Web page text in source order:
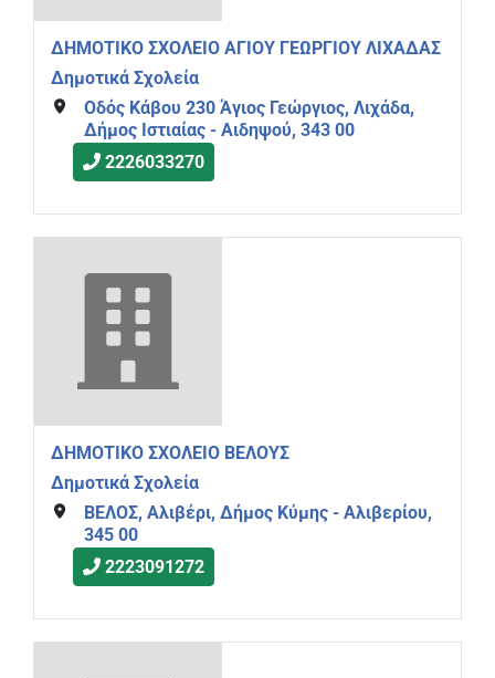
ΔΗΜΟΤΙΚΟ ΣΧΟΛΕΙΟ ΑΓΙΟΥ ΓΕΩΡΓΙΟΥ ΛΙΧΑΔΑΣ
Δημοτικά Σχολεία
Οδός Κάβου 230 Άγιος Γεώργιος, Λιχάδα,
Δήμος Ιστιαίας - Αιδηψού, 343 00
2226033270
ΔΗΜΟΤΙΚΟ ΣΧΟΛΕΙΟ ΒΕΛΟΥΣ
Δημοτικά Σχολεία
ΒΕΛΟΣ, Αλιβέρι, Δήμος Κύμης - Αλιβερίου,
345 00
2223091272